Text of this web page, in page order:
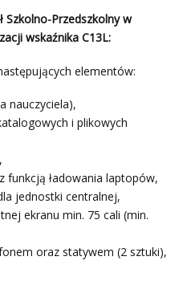
Szkolno-Przedszkolny w
wskaźnika C13L:
elementów:
nauczyciela),
i plikowych
funkcją ładowania laptopów,
jednostki centralnej,
ekranu min. 75 cali (min.
oraz statywem (2 sztuki),